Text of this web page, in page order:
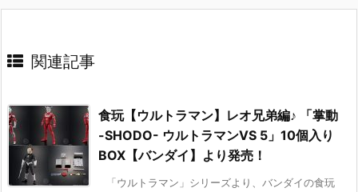
関連記事
食玩【ウルトラマン】レオ兄弟編♪ 「掌動
-SHODO- ウルトラマンVS 5」10個入り
BOX【バンダイ】より発売！
「ウルトラマン」シリーズより、バンダイの食玩